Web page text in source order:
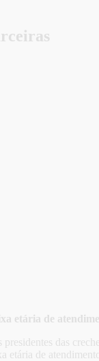
etária de
das
etária de